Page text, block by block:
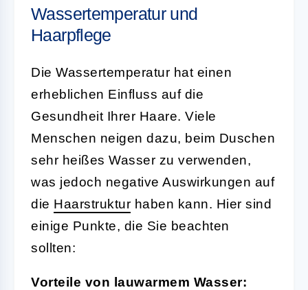
Wassertemperatur und
Haarpflege
Die Wassertemperatur hat einen
erheblichen Einfluss auf die
Gesundheit Ihrer Haare. Viele
Menschen neigen dazu, beim Duschen
sehr heißes Wasser zu verwenden,
was jedoch negative Auswirkungen auf
die Haarstruktur haben kann. Hier sind
einige Punkte, die Sie beachten
sollten:
Vorteile von lauwarmem Wasser: